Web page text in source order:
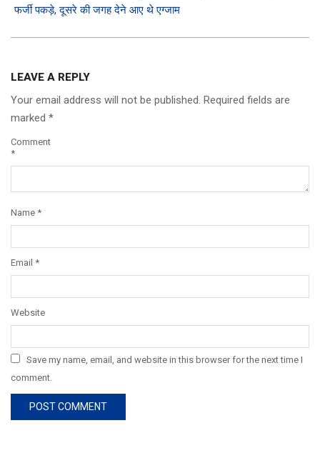
फर्जी पकड़े, दूसरे की जगह देने आए थे एग्जाम
LEAVE A REPLY
Your email address will not be published. Required fields are
marked *
Comment
*
Name *
Email *
Website
Save my name, email, and website in this browser for the next time I
comment.